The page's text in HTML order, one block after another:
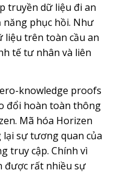
truyền dữ liệu đi an
năng phục hồi. Như
liệu trên toàn cầu an
tế tư nhân và liên
knowledge proofs
đổi hoàn toàn thông
Mã hóa Horizen
sự tương quan của
truy cập. Chính vì
được rất nhiều sự